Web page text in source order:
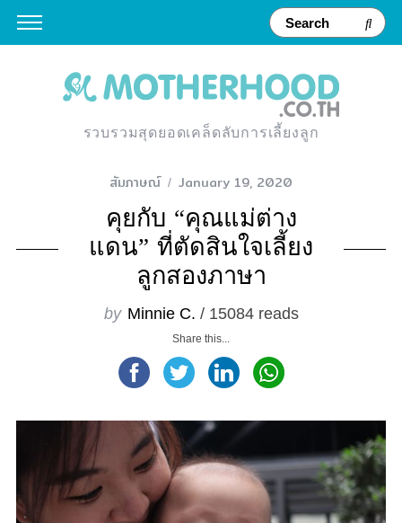
รวบรวมสุดยอดเคล็ดลับการเลี้ยงลูก
สัมภาษณ์ January 19, 2020
คุยกับ “คุณแม่ต่าง
แดน” ที่ตัดสินใจเลี้ยง
ลูกสองภาษา
by Minnie C. / 15084 reads
Share this...